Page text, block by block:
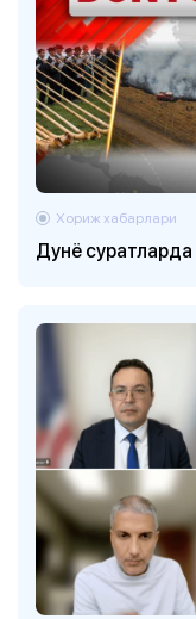
Дунё суратларда
Хориж хабарлари